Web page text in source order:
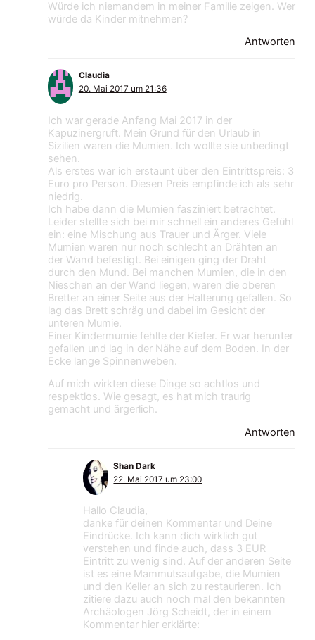
Würde ich niemandem in meiner Familie zeigen. Wer
würde da Kinder mitnehmen?
Antworten
Claudia
20. Mai 2017 um 21:36
Ich war gerade Anfang Mai 2017 in der
Kapuzinergruft. Mein Grund für den Urlaub in
Sizilien waren die Mumien. Ich wollte sie unbedingt
sehen.
Als erstes war ich erstaunt über den Eintrittspreis: 3
Euro pro Person. Diesen Preis empfinde ich als sehr
niedrig.
Ich habe dann die Mumien fasziniert betrachtet.
Leider stellte sich bei mir schnell ein anderes Gefühl
ein: eine Mischung aus Trauer und Ärger. Viele
Mumien waren nur noch schlecht an Drähten an
der Wand befestigt. Bei einigen ging der Draht
durch den Mund. Bei manchen Mumien, die in den
Nieschen an der Wand liegen, waren die oberen
Bretter an einer Seite aus der Halterung gefallen. So
lag das Brett schräg und dabei im Gesicht der
unteren Mumie.
Einer Kindermumie fehlte der Kiefer. Er war herunter
gefallen und lag in der Nähe auf dem Boden. In der
Ecke lange Spinnenweben.
Auf mich wirkten diese Dinge so achtlos und
respektlos. Wie gesagt, es hat mich traurig
gemacht und ärgerlich.
Antworten
Shan Dark
22. Mai 2017 um 23:00
Hallo Claudia,
danke für deinen Kommentar und Deine
Eindrücke. Ich kann dich wirklich gut
verstehen und finde auch, dass 3 EUR
Eintritt zu wenig sind. Auf der anderen Seite
ist es eine Mammutsaufgabe, die Mumien
und den Keller an sich zu restaurieren. Ich
zitiere dazu auch noch mal den bekannten
Archäologen Jörg Scheidt, der in einem
Kommentar hier erklärte: